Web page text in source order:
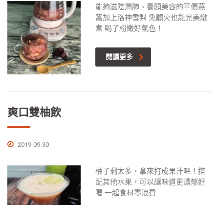
能夠滋陰潤肺、養顏美容的平價燕
窩加上洛神雪梨 免顧火也能完美燉
煮 喝了粉嫩好氣色！
閱讀更多
爽口雙柚飲
2019-09-30
柚子剩太多，拿來打成果汁吧！搭
配其他水果，可以讓味道更濃郁好
喝 一起食材零浪費